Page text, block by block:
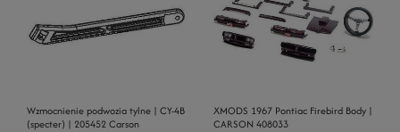
Wzmocnienie podwozia tylne | CY-4B
(specter) | 205452 Carson
XMODS 1967 Pontiac Firebird Body |
CARSON 408033